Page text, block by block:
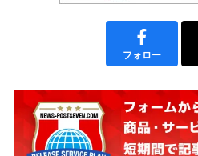
フォロー